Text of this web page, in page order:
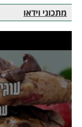
מתכוני וידאו